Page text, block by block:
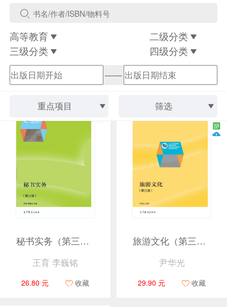
高等教育
二级分类
三级分类
四级分类
——
重点项目 筛选
秘书实务（第三版）
王育 李巍铭
26.80 元 收藏
旅游文化（第三版）
尹华光
29.90 元 收藏